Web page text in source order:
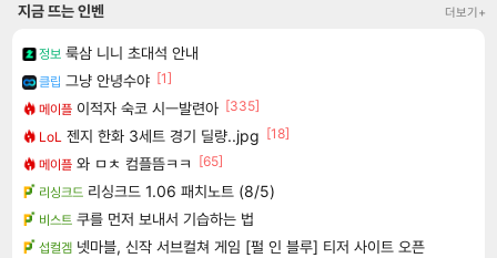
지금 뜨는 인벤 더보기+
정보 룩삼 니니 초대석 안내
클립 그냥 안녕수야 [1]
메이플 이적자 숙코 시ㅡ발련아 [335]
LoL 젠지 한화 3세트 경기 딜량..jpg [18]
메이플 와 ㅁㅊ 컴플뜸ㅋㅋ
[65]
리싱크드 리싱크드 1.06 패치노트 (8/5)
비스트 쿠를 먼저 보내서 기습하는 법
섭컬겜 넷마블, 신작 서브컬쳐 게임 [펄 인 블루] 티저 사이트 오픈